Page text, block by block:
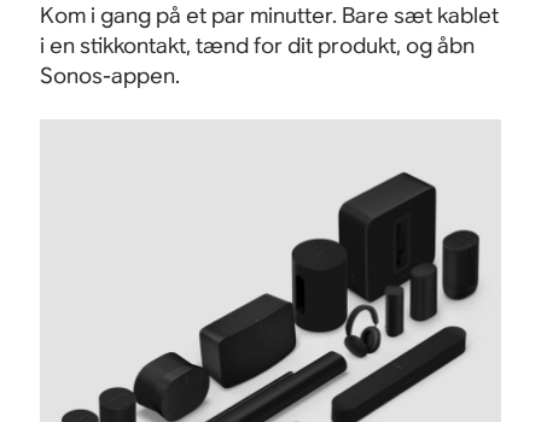
Kom i gang på et par minutter. Bare sæt kablet
i en stikkontakt, tænd for dit produkt, og åbn
Sonos-appen.